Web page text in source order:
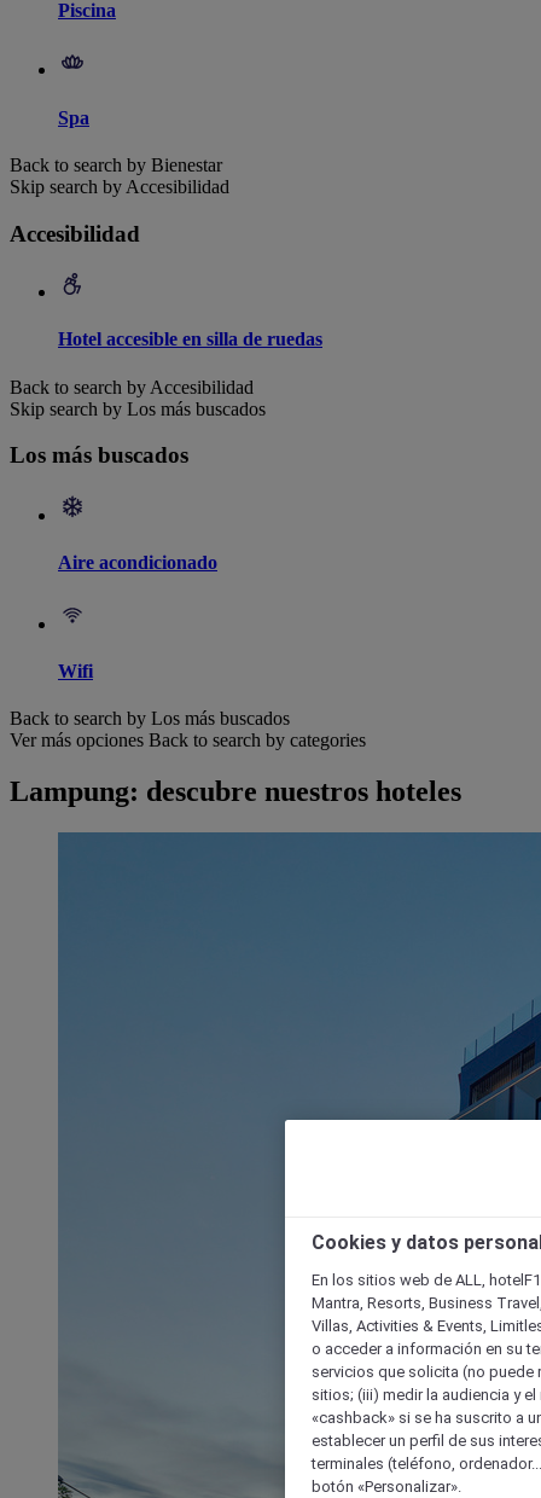
Piscina
Spa
Back to search by Bienestar
Skip search by Accesibilidad
Accesibilidad
Hotel accesible en silla de ruedas
Back to search by Accesibilidad
Skip search by Los más buscados
Los más buscados
Aire acondicionado
Wifi
Back to search by Los más buscados
Ver más opciones Back to search by categories
Lampung: descubre nuestros hoteles
Cookies y datos
En los sitios web de ALL,
Mantra, Resorts, Business
Villas, Activities & Events,
o acceder a información en su
servicios que solicita (no puede
sitios; (iii) medir la audiencia y
«cashback» si se ha suscrito a
establecer un perfil de sus
terminales (teléfono,
botón «Personalizar».